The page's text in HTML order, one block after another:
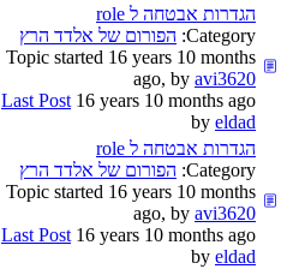
הגדרות אבטחה ל role
Category: הפורום של אלדד הרץ
Topic started 16 years 10 months
ago, by avi3620
Last Post 16 years 10 months ago
by eldad
הגדרות אבטחה ל role
Category: הפורום של אלדד הרץ
Topic started 16 years 10 months
ago, by avi3620
Last Post 16 years 10 months ago
by eldad